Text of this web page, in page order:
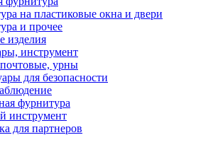
на пластиковые окна и двери
и прочее
изделия
инструмент
урны
для безопасности
фурнитура
инструмент
для партнеров